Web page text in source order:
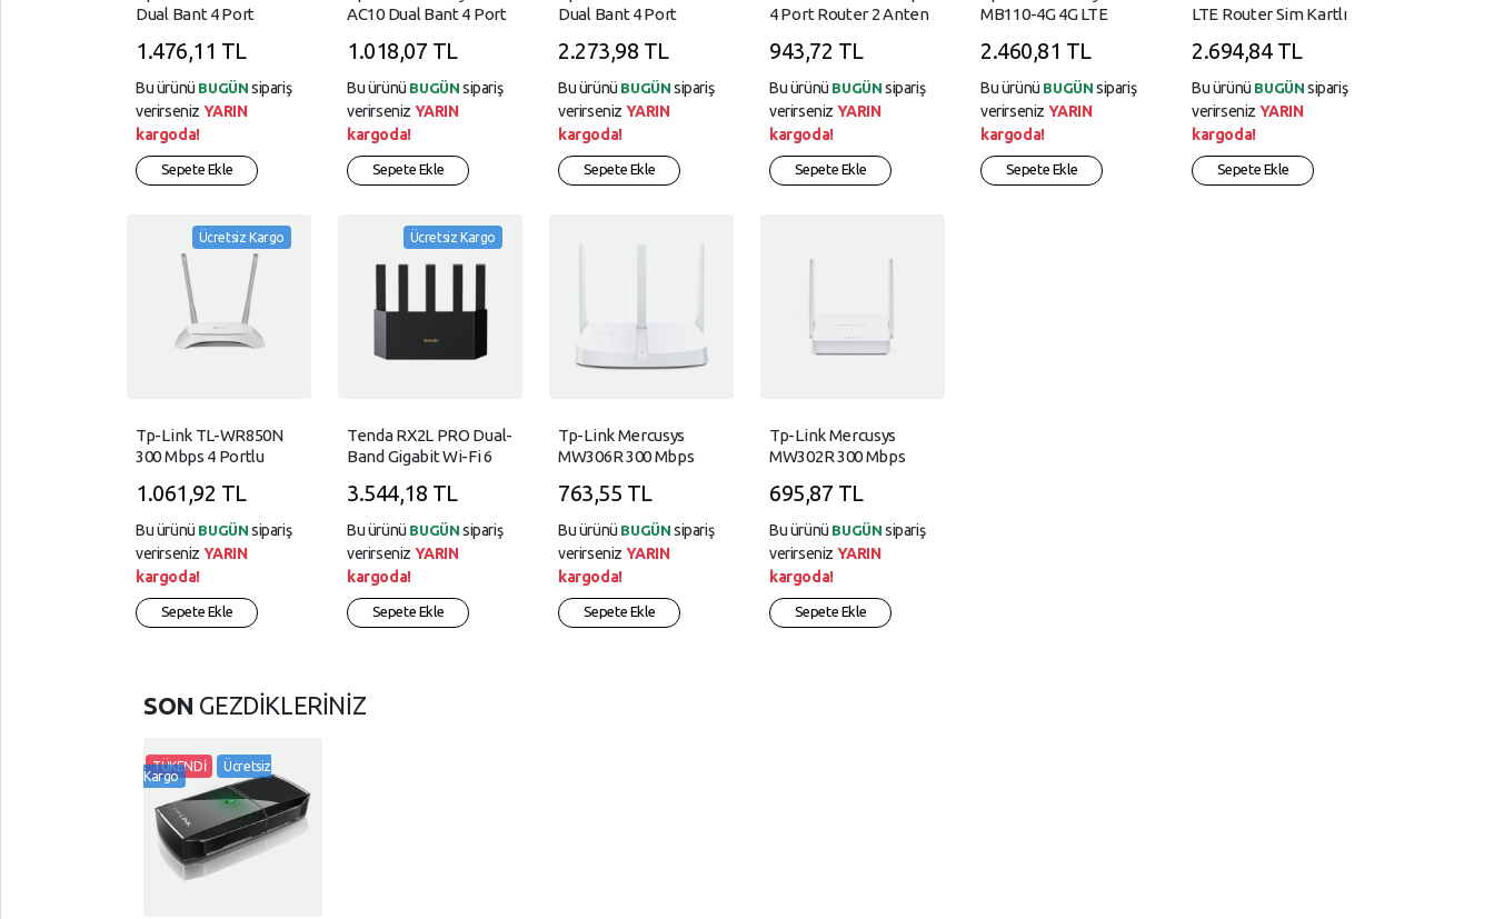
AKSESUARLARI
Dual Bant 4 Port
AC750
1.476,11 TL
Bu ürünü BUGÜN sipariş
verirseniz YARIN
kargoda!
Sepete Ekle
AC10 Dual Bant 4 Port
AC1200
1.018,07 TL
Bu ürünü BUGÜN sipariş
verirseniz YARIN
kargoda!
Sepete Ekle
Dual Bant 4 Port
2.273,98 TL
Bu ürünü BUGÜN sipariş
verirseniz YARIN
kargoda!
Sepete Ekle
4 Port Router 2 Anten
943,72 TL
Bu ürünü BUGÜN sipariş
verirseniz YARIN
kargoda!
Sepete Ekle
MB110-4G 4G LTE
2.460,81 TL
Bu ürünü BUGÜN sipariş
verirseniz YARIN
kargoda!
Sepete Ekle
LTE Router Sim Kartlı
2.694,84 TL
Bu ürünü BUGÜN sipariş
verirseniz YARIN
kargoda!
Sepete Ekle
Ücretsiz Kargo
Tp-Link TL-WR850N
300 Mbps 4 Portlu
1.061,92 TL
Bu ürünü BUGÜN sipariş
verirseniz YARIN
kargoda!
Sepete Ekle
Ücretsiz Kargo
Tenda RX2L PRO Dual-
Band Gigabit Wi-Fi 6
3.544,18 TL
Bu ürünü BUGÜN sipariş
verirseniz YARIN
kargoda!
Sepete Ekle
Tp-Link Mercusys
MW306R 300 Mbps
763,55 TL
Bu ürünü BUGÜN sipariş
verirseniz YARIN
kargoda!
Sepete Ekle
Tp-Link Mercusys
MW302R 300 Mbps
695,87 TL
Bu ürünü BUGÜN sipariş
verirseniz YARIN
kargoda!
Sepete Ekle
SON GEZDİKLERİNİZ
TÜKENDİ Ücretsiz
Kargo